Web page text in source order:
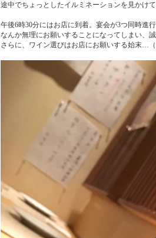
途中でちょっとしたイルミネーションを見かけて
午後6時30分にはお店に到着。宴会が3つ同時進
なんか無理にお願いすることになってしまい、誠
さらに、ワイン選びはお店にお願いする始末…（